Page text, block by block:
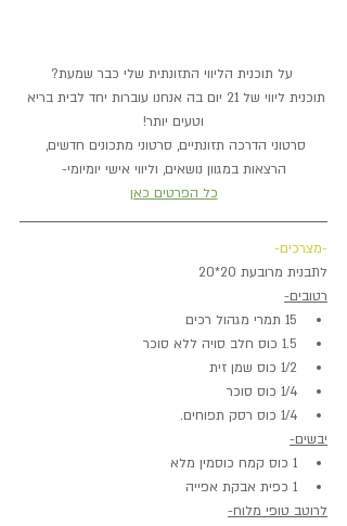
על תוכנית הליווי התזונתית שלי כבר שמעת?
תוכנית ליווי של 21 יום בה אנחנו עוברות יחד לבית בריא
וטעים יותר!
סרטוני הדרכה תזונתיים, סרטוני מתכונים חדשים,
הרצאות במגוון נושאים, וליווי אישי יומיומי-
כל הפרטים כאן
-מצרכים-
לתבנית מרובעת 20*20
רטובים-
15 תמרי מגהול רכים
1.5 כוס חלב סויה ללא סוכר
1/2 כוס שמן זית
1/4 כוס סוכר
1/4 כוס רסק תפוחים.
יבשים-
1 כוס קמח כוסמין מלא
1 כפית אבקת אפייה
לרוטב טופי מלוח-